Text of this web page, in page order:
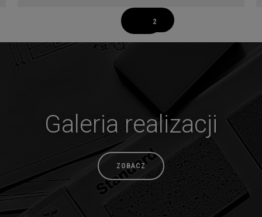
2
Galeria realizacji
ZOBACZ